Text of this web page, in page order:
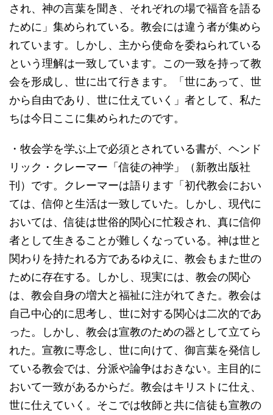
され、神の言葉を聞き、それぞれの場で福音を語る
ために」集められている。教会には違う者が集めら
れています。しかし、主から使命を委ねられている
という理解は一致しています。この一致を持って教
会を形成し、世に出て行きます。「世にあって、世
から自由であり、世に仕えていく」者として、私た
ちは今日ここに集められたのです。
・牧会学を学ぶ上で必須とされている書が、ヘンド
リック・クレーマー「信徒の神学」（新教出版社
刊）です。クレーマーは語ります「初代教会におい
ては、信仰と生活は一致していた。しかし、現代に
おいては、信徒は世俗的関心に忙殺され、真に信仰
者として生きることが難しくなっている。神は世と
関わりを持たれる方であるゆえに、教会もまた世の
ために存在する。しかし、現実には、教会の関心
は、教会自身の増大と福祉に注がれてきた。教会は
自己中心的に思考し、世に対する関心は二次的であ
った。しかし、教会は宣教のための器として立てら
れた。宣教に専念し、世に向けて、御言葉を発信し
ている教会では、分派や論争はおきない。主目的に
おいて一致があるからだ。教会はキリストに仕え、
世に仕えていく。そこでは牧師と共に信徒も宣教の